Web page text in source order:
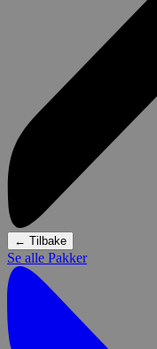
← Tilbake
Se alle Pakker